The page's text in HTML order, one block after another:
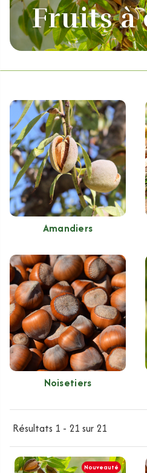
Fruits à
Amandiers
Noisetiers
Résultats 1 - 21 sur 21
Nouveauté